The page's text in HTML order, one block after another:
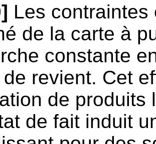
Les
de la carte à
constante
revient. Cet
de produits
de fait induit